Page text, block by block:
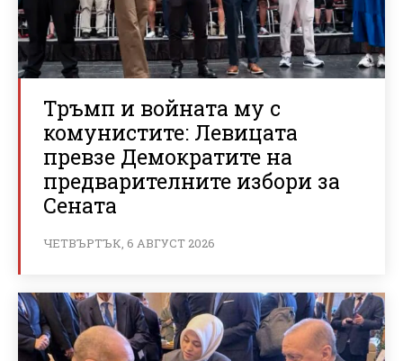
Тръмп и войната му с
комунистите: Левицата
превзе Демократите на
предварителните избори за
Сената
ЧЕТВЪРТЪК, 6 АВГУСТ 2026